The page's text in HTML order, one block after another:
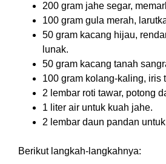
200 gram jahe segar,
100 gram gula merah,
50 gram kacang hijau,
lunak.
50 gram kacang tanah
100 gram kolang-kaling, iris
2 lembar roti tawar, potong
1 liter air untuk kuah jahe.
2 lembar daun pandan
Berikut langkah-langkahnya: